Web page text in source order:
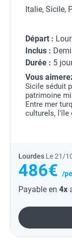
Italie, Sicile,
Départ :
Inclus :
Durée : 5
Vous
Sicile séduit
patrimoine
Entre mer
culturels, l'île
Lourdes Le 21/
486€ /
Payable en 4x